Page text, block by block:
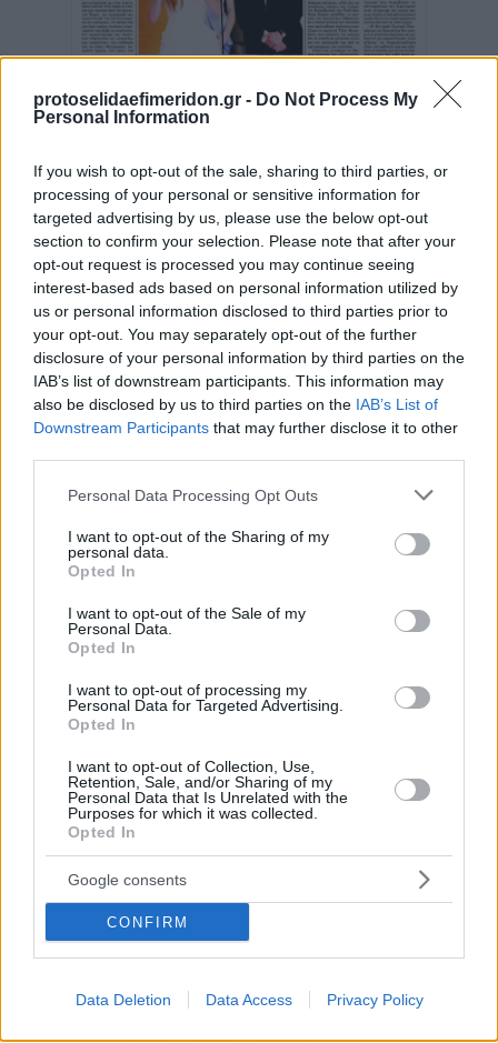
protoselidaefimeridon.gr - Do Not Process My
Personal Information
If you wish to opt-out of the sale, sharing to third parties, or
processing of your personal or sensitive information for
targeted advertising by us, please use the below opt-out
section to confirm your selection. Please note that after your
opt-out request is processed you may continue seeing
interest-based ads based on personal information utilized by
us or personal information disclosed to third parties prior to
your opt-out. You may separately opt-out of the further
disclosure of your personal information by third parties on the
IAB’s list of downstream participants. This information may
also be disclosed by us to third parties on the IAB’s List of
Downstream Participants that may further disclose it to other
Please note that this website/app uses one or more Google
not limited to your visit or usage behaviour. You may click to
grant or deny consent to Google and its third-party tags to
use your data for below specified purposes in below Google
consent section.
Personal Data Processing Opt Outs
I want to opt-out of the Sharing of my
personal data.
Opted In
I want to opt-out of the Sale of my
Personal Data.
Opted In
I want to opt-out of processing my
Personal Data for Targeted Advertising.
Opted In
I want to opt-out of Collection, Use,
Retention, Sale, and/or Sharing of my
Personal Data that Is Unrelated with the
Purposes for which it was collected.
Opted In
Google consents
CONFIRM
Data Deletion Data Access Privacy Policy
Κοινοποιήστε